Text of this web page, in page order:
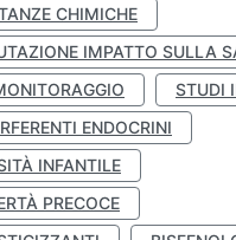
CHIMICHE
IMPATTO SULLA
STUDI
ENDOCRINI
INFANTILE
PRECOCE